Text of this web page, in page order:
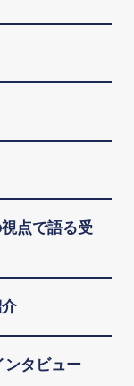
点で語る受
ンタビュー